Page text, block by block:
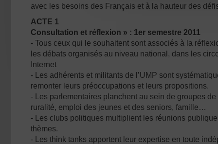
avec les besoins des Français et à la hauteur des
ACTE 1
Consultation et réflexion » : 1er semestre 2011
- Tous ceux qui le souhaitent sont associés à la
les débats organisés au niveau national, dans les
Internet
- Les adhérents et militants de l’UMP sont
remonter leurs préoccupations et leurs propositions.
- Les parlementaires planchent au sein de groupes
ruralité, emploi des jeunes et des seniors, famille…
- Les clubs politiques multiplient les réunions
thèmes.
- Les think tanks apportent leur expertise en toute